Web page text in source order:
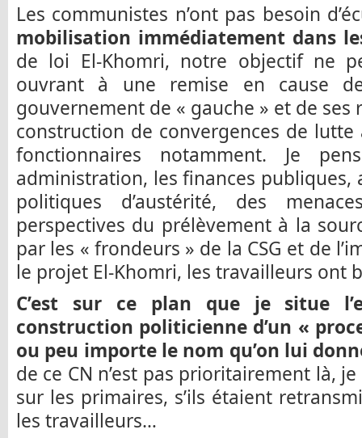
Les communistes n’ont pas besoin
mobilisation immédiatement dans
de loi El-Khomri, notre objectif ne
ouvrant à une remise en cause
gouvernement de « gauche » et de ses
construction de convergences de
fonctionnaires notamment. Je
administration, les finances
politiques d’austérité, des
perspectives du prélèvement à la
par les « frondeurs » de la CSG et de
le projet El-Khomri, les travailleurs ont
C’est sur ce plan que je situe
construction politicienne d’un «
ou peu importe le nom qu’on lui
de ce CN n’est pas prioritairement là,
sur les primaires, s’ils étaient
les travailleurs…